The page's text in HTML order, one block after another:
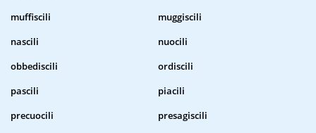
muffiscili
muggiscili
nascili
nuocili
obbediscili
ordiscili
pascili
piacili
precuocili
presagiscili